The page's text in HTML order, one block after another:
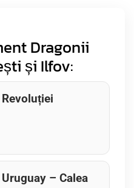
Dragonii
și Ilfov:
– Calea